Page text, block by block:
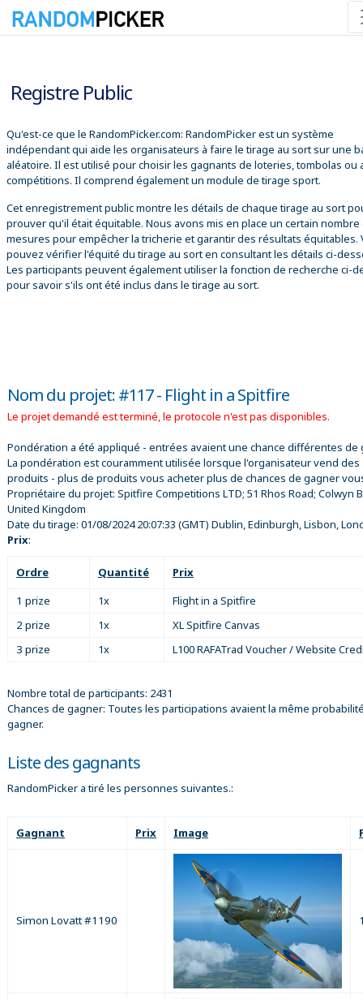
Registre Public
Qu'est-ce que le RandomPicker.com: RandomPicker est un système
indépendant qui aide les organisateurs à faire le tirage au sort sur une
aléatoire. Il est utilisé pour choisir les gagnants de loteries, tombolas ou
compétitions. Il comprend également un module de tirage sport.
Cet enregistrement public montre les détails de chaque tirage au sort
prouver qu'il était équitable. Nous avons mis en place un certain nombre
mesures pour empêcher la tricherie et garantir des résultats équitables.
pouvez vérifier l'équité du tirage au sort en consultant les détails ci-
Les participants peuvent également utiliser la fonction de recherche ci-
pour savoir s'ils ont été inclus dans le tirage au sort.
Nom du projet: #117 - Flight in a Spitfire
Le projet demandé est terminé, le protocole n'est pas disponibles.
Pondération a été appliqué - entrées avaient une chance différentes de
La pondération est couramment utilisée lorsque l'organisateur vend des
produits - plus de produits vous acheter plus de chances de gagner
Propriétaire du projet: Spitfire Competitions LTD; 51 Rhos Road; Colwyn
United Kingdom
Date du tirage: 01/08/2024 20:07:33 (GMT) Dublin, Edinburgh, Lisbon,
Prix:
Ordre Quantité
Prix
1 prize
1x
Flight in a Spitfire
2 prize
1x
XL Spitfire Canvas
3 prize
1x L100 RAFATrad Voucher / Website
Nombre total de participants: 2431
Chances de gagner: Toutes les participations avaient la même
gagner.
Liste des gagnants
RandomPicker a tiré les personnes suivantes.:
Gagnant Prix Image
Simon Lovatt #1190